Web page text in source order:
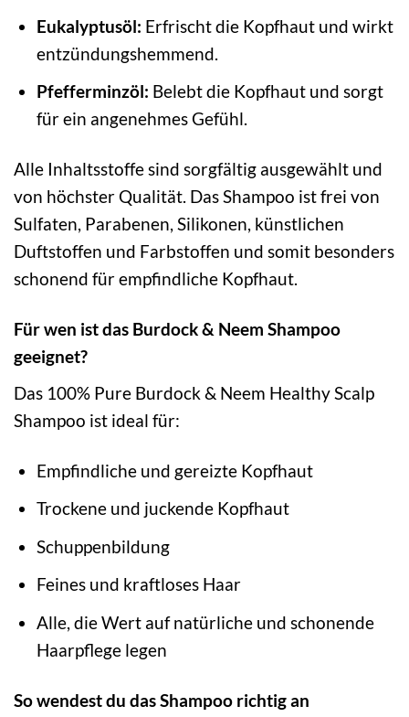
Eukalyptusöl: Erfrischt die Kopfhaut und wirkt
entzündungshemmend.
Pfefferminzöl: Belebt die Kopfhaut und sorgt
für ein angenehmes Gefühl.
Alle Inhaltsstoffe sind sorgfältig ausgewählt und
von höchster Qualität. Das Shampoo ist frei von
Sulfaten, Parabenen, Silikonen, künstlichen
Duftstoffen und Farbstoffen und somit besonders
schonend für empfindliche Kopfhaut.
Für wen ist das Burdock & Neem Shampoo
geeignet?
Das 100% Pure Burdock & Neem Healthy Scalp
Shampoo ist ideal für:
Empfindliche und gereizte Kopfhaut
Trockene und juckende Kopfhaut
Schuppenbildung
Feines und kraftloses Haar
Alle, die Wert auf natürliche und schonende
Haarpflege legen
So wendest du das Shampoo richtig an